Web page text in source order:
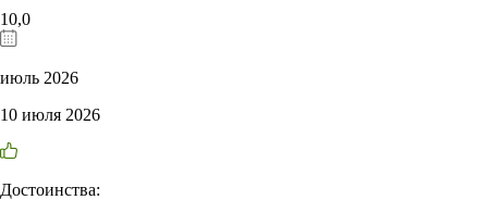
10,0
июль 2026
10 июля 2026
Достоинства: